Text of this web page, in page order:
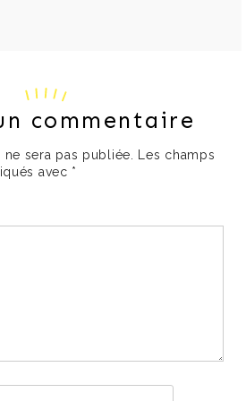
commentaire
sera pas publiée. Les champs
avec *